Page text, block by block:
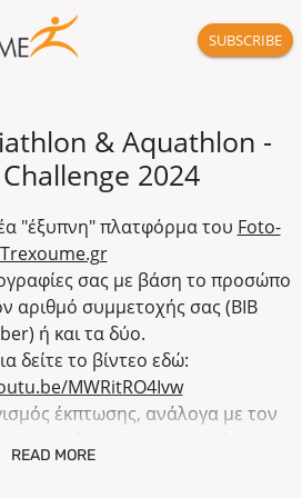
SUBSCRIBE
& Aquathlon -
2024
"έξυπνη" πλατφόρμα του Foto-
Trexoume.gr
σας με βάση το προσώπο
αριθμό συμμετοχής σας (BIB
ή και τα δύο.
δείτε το βίντεο εδώ:
MWRitRO4Ivw
έκπτωσης, ανάλογα με τον
περισσότερες λεπτομέρειες.
READ MORE